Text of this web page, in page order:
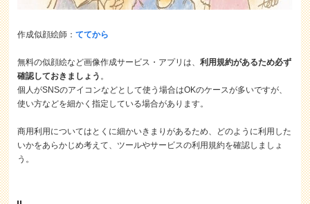
作成似顔絵師：ててから
無料の似顔絵など画像作成サービス・アプリは、利用規約があるため必ず
確認しておきましょう 。
個人がSNSのアイコンなどとして使う場合はOKのケースが多いですが、
使い方などを細かく指定している場合があります。
商用利用についてはとくに細かいきまりがあるため、どのように利用した
いかをあらかじめ考えて、ツールやサービスの利用規約を確認しましょ
う。